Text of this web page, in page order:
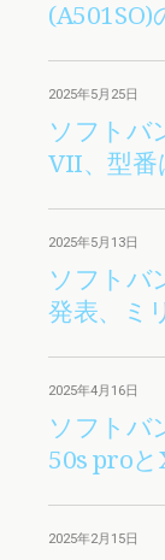
(A501SO)
2025年5月25日
ソフトバ
VII、型番
2025年5月13日
ソフトバ
発表、ミ
2025年4月16日
ソフトバ
50s pro
2025年2月15日